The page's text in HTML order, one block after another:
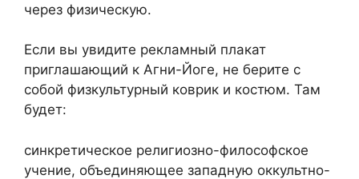
через физическую.
Если вы увидите рекламный плакат
приглашающий к Агни-Йоге, не берите с
собой физкультурный коврик и костюм. Там
будет:
синкретическое религиозно-философское
учение, объединяющее западную оккультно-